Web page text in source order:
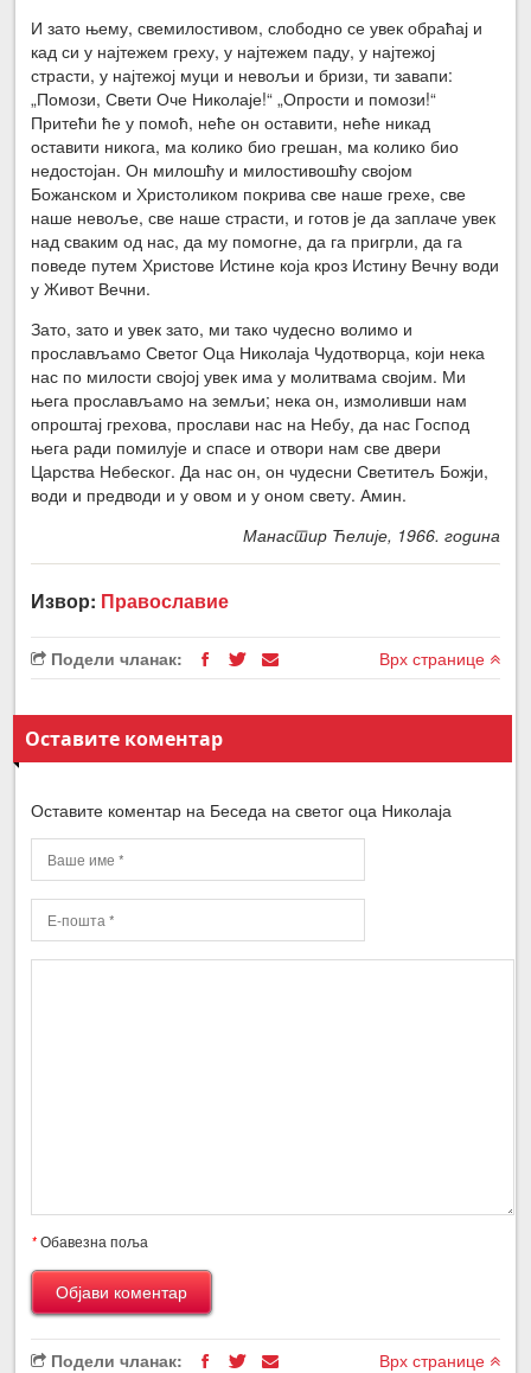
И зато њему, свемилостивом, слободно се увек обраћај и
кад си у најтежем греху, у најтежем паду, у најтежој
страсти, у најтежој муци и невољи и бризи, ти завапи:
„Помози, Свети Оче Николаје!“ „Опрости и помози!“
Притећи ће у помоћ, неће он оставити, неће никад
оставити никога, ма колико био грешан, ма колико био
недостојан. Он милошћу и милостивошћу својом
Божанском и Христоликом покрива све наше грехе, све
наше невоље, све наше страсти, и готов је да заплаче увек
над сваким од нас, да му помогне, да га пригрли, да га
поведе путем Христове Истине која кроз Истину Вечну води
у Живот Вечни.
Зато, зато и увек зато, ми тако чудесно волимо и
прослављамо Светог Оца Николаја Чудотворца, који нека
нас по милости својој увек има у молитвама својим. Ми
њега прослављамо на земљи; нека он, измоливши нам
опроштај грехова, прослави нас на Небу, да нас Господ
њега ради помилује и спасе и отвори нам све двери
Царства Небеског. Да нас он, он чудесни Светитељ Божји,
води и предводи и у овом и у оном свету. Амин.
Манастир Ћелије, 1966. година
Извор: Православие
Подели чланак: Врх странице
Оставите коментар
Оставите коментар на Беседа на светог оца Николаја
*Обавезна поља
Подели чланак: Врх странице